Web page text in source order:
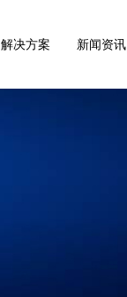
解决方案 新闻资讯